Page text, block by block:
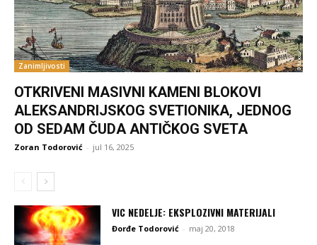
Zanimljivosti
OTKRIVENI MASIVNI KAMENI BLOKOVI
ALEKSANDRIJSKOG SVETIONIKA, JEDNOG
OD SEDAM ČUDA ANTIČKOG SVETA
Zoran Todorović - jul 16, 2025
VIC NEDELJE: EKSPLOZIVNI MATERIJALI
Đorđe Todorović - maj 20, 2018